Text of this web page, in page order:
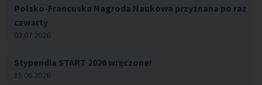
Polsko-Francuska Nagroda Naukowa przyznana po raz
czwarty
03.07.2026
Stypendia START 2026 wręczone!
15.06.2026